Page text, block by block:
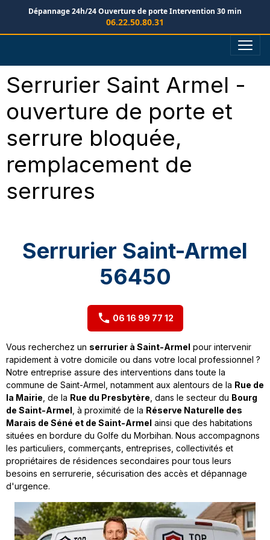
Dépannage 24h/24Ouverture de porteIntervention 30 min
06.22.50.80.31
Serrurier Saint Armel -
ouverture de porte et
serrure bloquée,
remplacement de
serrures
Serrurier Saint-Armel
56450
06 16 99 77 12
Vous recherchez un serrurier à Saint-Armel pour intervenir
rapidement à votre domicile ou dans votre local professionnel ?
Notre entreprise assure des interventions dans toute la
commune de Saint-Armel, notamment aux alentours de la Rue de
la Mairie , de la Rue du Presbytère , dans le secteur du Bourg
de Saint-Armel , à proximité de la Réserve Naturelle des
Marais de Séné et de Saint-Armel ainsi que des habitations
situées en bordure du Golfe du Morbihan. Nous accompagnons
les particuliers, commerçants, entreprises, collectivités et
propriétaires de résidences secondaires pour tous leurs
besoins en serrurerie, sécurisation des accès et dépannage
d'urgence.